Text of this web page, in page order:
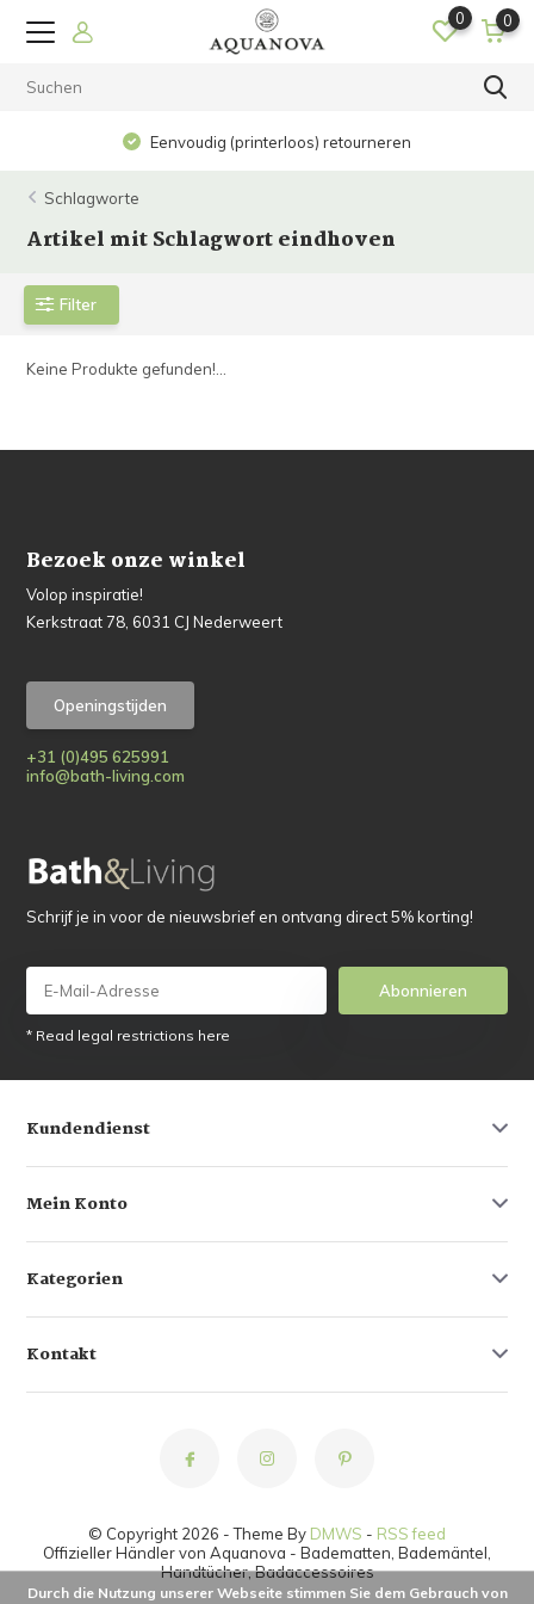
0 0
Eenvoudig (printerloos) retourneren
Schlagworte
Artikel mit Schlagwort eindhoven
Filter
Keine Produkte gefunden!...
Bezoek onze winkel
Volop inspiratie!
Kerkstraat 78, 6031 CJ Nederweert
Openingstijden
+31 (0)495 625991
info@bath-living.com
Schrijf je in voor de nieuwsbrief en ontvang direct 5% korting!
Abonnieren
* Read legal restrictions here
Kundendienst
Mein Konto
Kategorien
Kontakt
© Copyright 2026 - Theme By DMWS - RSS feed
Offizieller Händler von Aquanova - Badematten, Bademäntel,
Handtücher, Badaccessoires
Durch die Nutzung unserer Webseite stimmen Sie dem Gebrauch von